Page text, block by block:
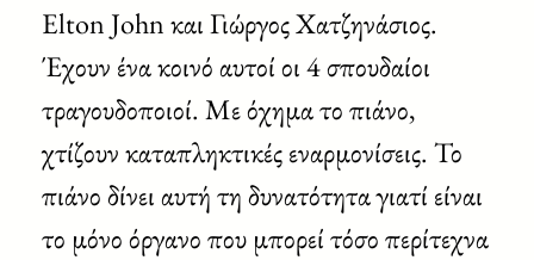
Elton John και Γιώργος Χατζηνάσιος.
Έχουν ένα κοινό αυτοί οι 4 σπουδαίοι
τραγουδοποιοί. Με όχημα το πιάνο,
χτίζουν καταπληκτικές εναρμονίσεις. Το
πιάνο δίνει αυτή τη δυνατότητα γιατί είναι
το μόνο όργανο που μπορεί τόσο περίτεχνα